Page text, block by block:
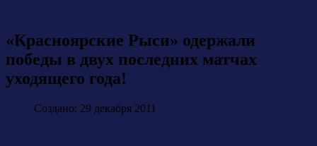
«Красноярские Рыси» одержали
победы в двух последних матчах
уходящего года!
Создано: 29 декабря 2011